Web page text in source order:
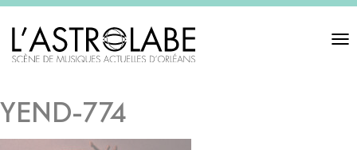
Toggle
YEND-774